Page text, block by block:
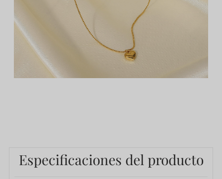
Especificaciones del producto